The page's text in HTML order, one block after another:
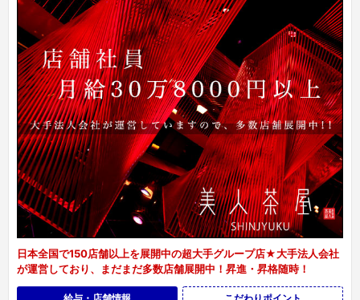
日本全国で150店舗以上を展開中の超大手グループ店★大手法人会社
が運営しており、まだまだ多数店舗展開中！昇進・昇格随時！